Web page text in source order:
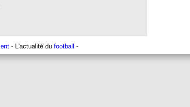
- L'actualité du football -